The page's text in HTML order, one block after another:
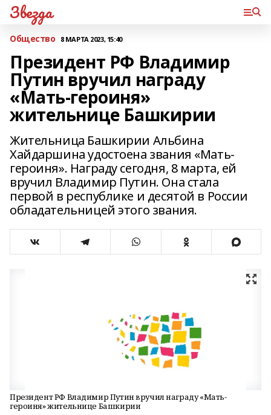
Звезда
Общество 8 МАРТА 2023, 15:40
Президент РФ Владимир
Путин вручил награду
«Мать-героиня»
жительнице Башкирии
Жительница Башкирии Альбина
Хайдаршина удостоена звания «Мать-
героиня». Награду сегодня, 8 марта, ей
вручил Владимир Путин. Она стала
первой в республике и десятой в России
обладательницей этого звания.
Президент РФ Владимир Путин вручил награду «Мать-
героиня» жительнице Башкирии